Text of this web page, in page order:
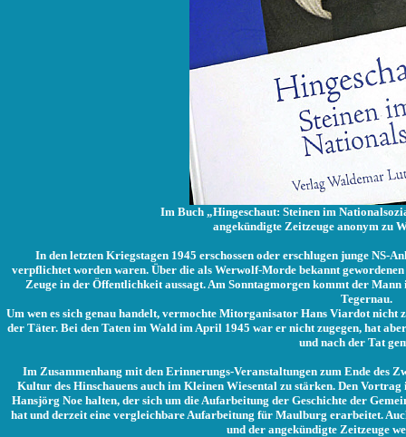
Im Buch „Hingeschaut: Steinen im
angekündigte Zeitzeuge anonym zu
In den letzten Kriegstagen 1945 erschossen oder erschlugen junge NS-
verpflichtet worden waren. Über die als Werwolf-Morde bekannt
Zeuge in der Öffentlichkeit aussagt. Am Sonntagmorgen kommt der
Tegernau.
Um wen es sich genau handelt, vermochte Mitorganisator Hans Viardot nicht
der Täter. Bei den Taten im Wald im April 1945 war er nicht zugegen, hat
und nach der Tat
Im Zusammenhang mit den Erinnerungs-Veranstaltungen zum Ende des
Kultur des Hinschauens auch im Kleinen Wiesental zu stärken. Den
Hansjörg Noe halten, der sich um die Aufarbeitung der Geschichte der
hat und derzeit eine vergleichbare Aufarbeitung für Maulburg erarbeitet.
und der angekündigte Zeitzeuge